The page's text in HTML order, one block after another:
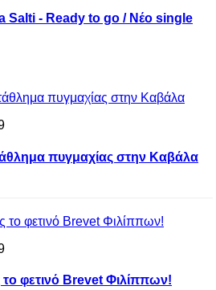
Salti - Ready to go / Nέο single
πυγμαχίας στην Καβάλα
φετινό Brevet Φιλίππων!